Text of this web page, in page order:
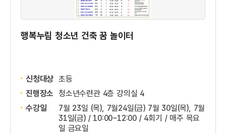
행복누림 청소년 건축 꿈 놀이터
신청대상 초등
진행장소 청소년수련관 4층 강의실 4
수강일
7월 23일 (목), 7월24일(금) 7월 30일(목), 7월
31일(금) / 10:00~12:00 / 4회기 / 매주 목요
일 금요일